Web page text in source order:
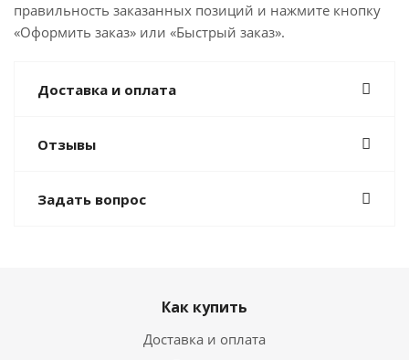
правильность заказанных позиций и нажмите кнопку
«Оформить заказ» или «Быстрый заказ».
Доставка и оплата
Отзывы
Задать вопрос
Как купить
Доставка и оплата